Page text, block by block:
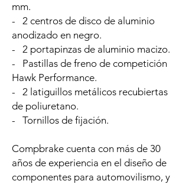
mm.
- 2 centros de disco de aluminio
anodizado en negro.
- 2 portapinzas de aluminio macizo.
- Pastillas de freno de competición
Hawk Performance.
- 2 latiguillos metálicos recubiertas
de poliuretano.
- Tornillos de fijación.
Compbrake cuenta con más de 30
años de experiencia en el diseño de
componentes para automovilismo, y